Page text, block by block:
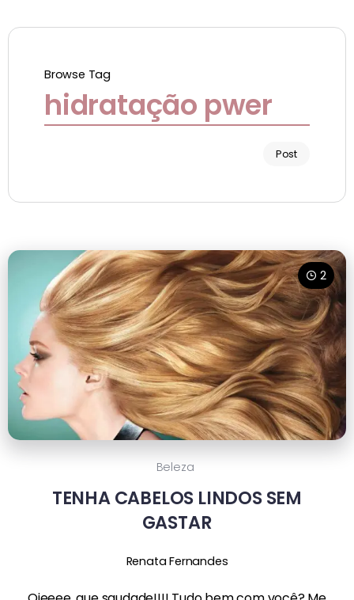
Browse Tag
hidratação pwer
Post
2
Beleza
TENHA CABELOS LINDOS SEM
GASTAR
Renata Fernandes